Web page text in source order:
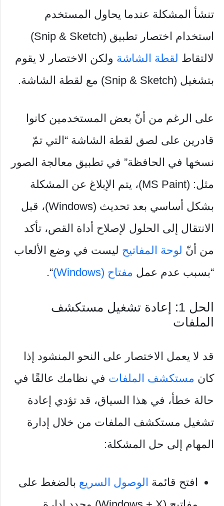
تنشأ المشكلة عندما يحاول المستخدم
استخدام اختصار تطبيق (Snip & Sketch)
لالتقاط لقطة الشاشة ولكن الاختصار لا يقوم
بتشغيل (Snip & Sketch) مع لقطة الشاشة.
على الرغم من أنّ بعض المستخدمين كانوا
قادرين على لصق لقطة الشاشة “التي تمّ
نسخها في الحافظة” في تطبيق معالجة الصور
مثل: (MS Paint)، يتم الإبلاغ عن المشكلة
بشكل أساسي بعد تحديث (Windows)، قبل
الانتقال إلى الحلول لإصلاح أداة القص، تأكد
من أنّ لوحة المفاتيح ليست في وضع الألعاب
“بسبب عدم عمل مفتاح (Windows) “.
الحل 1: إعادة تشغيل مستكشف
الملفات
قد لا يعمل الاختصار على النحو المنشود إذا
كان مستكشف الملفات في نظامك عالقًا في
حالة خطأ، في هذا السياق، قد تؤدي إعادة
تشغيل مستكشف الملفات من خلال إدارة
المهام إلى حل المشكلة:
افتح قائمة الوصول السريع بالضغط على